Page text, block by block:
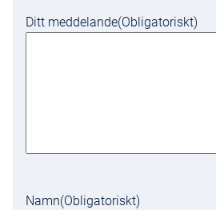
Ditt meddelande(Obligatoriskt)
Namn(Obligatoriskt)